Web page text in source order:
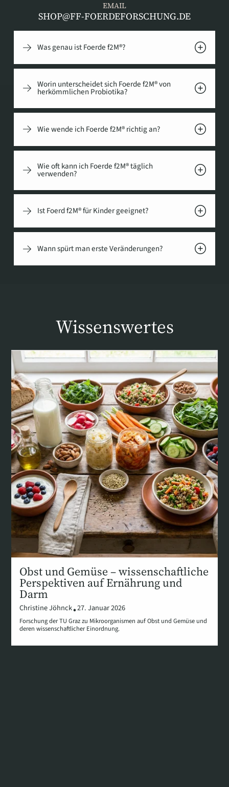
EMAIL
SHOP@FF-FOERDEFORSCHUNG.DE
Was genau ist Foerde f2M®?
Worin unterscheidet sich Foerde f2M® von
herkömmlichen Probiotika?
Wie wende ich Foerde f2M® richtig an?
Wie oft kann ich Foerde f2M® täglich
verwenden?
Ist Foerd f2M® für Kinder geeignet?
Wann spürt man erste Veränderungen?
Wissenswertes
Obst und Gemüse – wissenschaftliche
Perspektiven auf Ernährung und
Darm
Christine Jöhnck 27. Januar 2026
Forschung der TU Graz zu Mikroorganismen auf Obst und Gemüse und
deren wissenschaftlicher Einordnung.